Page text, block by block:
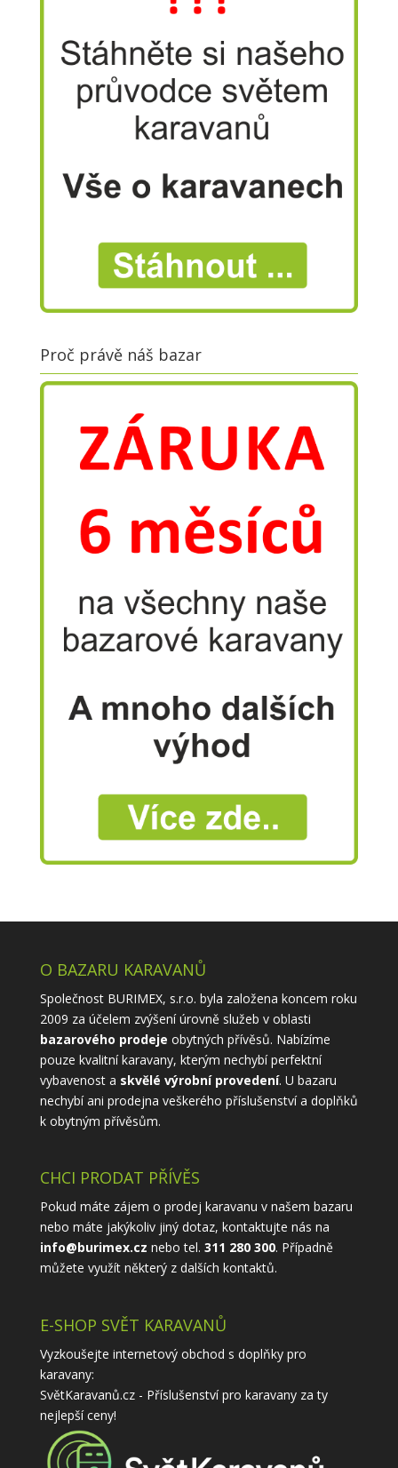
Proč právě náš bazar
O BAZARU KARAVANŮ
Společnost BURIMEX, s.r.o. byla založena koncem roku
2009 za účelem zvýšení úrovně služeb v oblasti
bazarového prodeje obytných přívěsů. Nabízíme
pouze kvalitní karavany, kterým nechybí perfektní
vybavenost a skvělé výrobní provedení. U bazaru
nechybí ani prodejna veškerého příslušenství a doplňků
k obytným přívěsům.
CHCI PRODAT PŘÍVĚS
Pokud máte zájem o prodej karavanu v našem bazaru
nebo máte jakýkoliv jiný dotaz, kontaktujte nás na
info@burimex.cz nebo tel. 311 280 300. Případně
můžete využít některý z dalších kontaktů.
E-SHOP SVĚT KARAVANŮ
Vyzkoušejte internetový obchod s doplňky pro
karavany:
SvětKaravanů.cz - Příslušenství pro karavanyza ty
nejlepší ceny!